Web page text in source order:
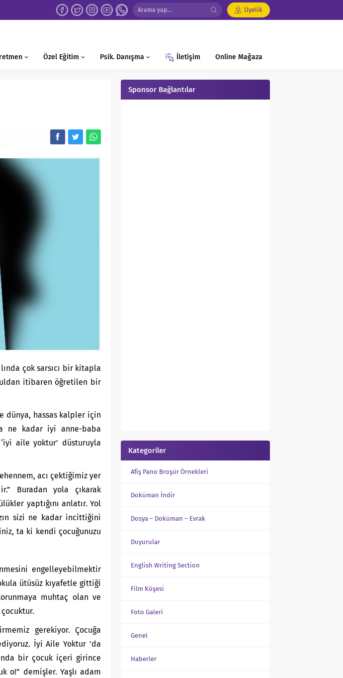
Üyelik
Özel Eğitim Psik. Danışma İletişim Online Mağaza
çok sarsıcı bir kitapla
itibaren öğretilen bir
dünya, hassas kalpler için
ne kadar iyi anne-baba
aile yoktur’ düsturuyla
acı çektiğimiz yer
Buradan yola çıkarak
yaptığını anlatır. Yol
sizi ne kadar incittiğini
ta ki kendi çocuğunuzu
engelleyebilmektir
ütüsüz kıyafetle gittiği
muhtaç olan ve
gerekiyor. Çocuğa
İyi Aile Yoktur ’da
bir çocuk içeri girince
o!” demişler. Yaşlı adam
Sponsor Bağlantılar
Kategoriler
Afiş Pano Broşür Örnekleri
Doküman İndir
Dosya – Doküman – Evrak
Duyurular
English Writing Section
Film Köşesi
Foto Galeri
Genel
Haberler